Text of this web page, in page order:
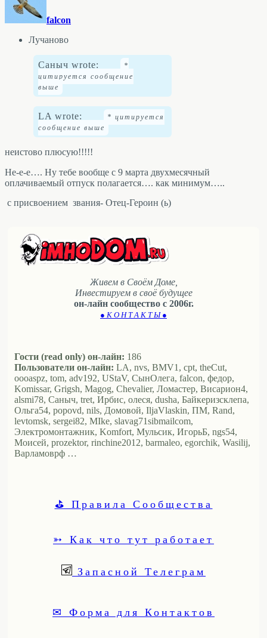
falcon
Лучаново
Саныч wrote:
LA wrote:
неистово плюсую!!!!!
Не-е-е…. Ну тебе вообще с 9 марта двухмесячный
оплачиваемый отпуск полагается…. как минимум…..
с присвоением звания- Отец-Героин (ь)
Живем в Своём Доме,
Инвестируем в своё будущее
он-лайн сообщество с 2006г.
● К О Н Т А К Т Ы ●
Гости (read only) он-лайн: 186
Пользователи он-лайн: LA, nvs, BMV1, cpt, theCut,
oooaspz, tom, adv192, UStaV, СынОлега, falcon, федор,
Komissar, Grigsh, Magog, Chevalier, Ломастер, Висариoн4,
alsmi78, Саныч, tret, Ирбис, олеся, dusha, Байкеризсклепа,
Ольга54, popovd, nils, Домовой, IljaVlaskin, ПМ, Rand,
levtomsk, sergei82, MIke, slavag71sibmailcom,
Электромонтажник, Komfort, Мульсик, ИгорьБ, ngs54,
Моисей, prozektor, rinchine2012, barmaleo, egorchik, Wasilij,
Варламоврф …
⛳ Правила Сообщества
➳ Как что тут работает
Запасной Телеграм
✉ Форма для Контактов